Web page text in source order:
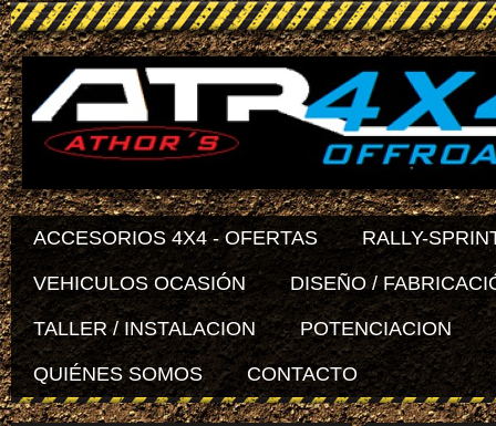
ACCESORIOS 4X4 - OFERTAS RALLY-
VEHICULOS OCASIÓN DISEÑO /
TALLER / INSTALACION POTENCIACION
QUIÉNES SOMOS CONTACTO